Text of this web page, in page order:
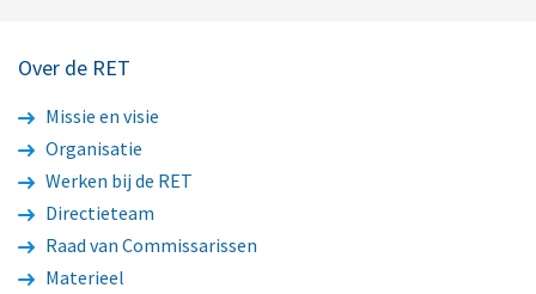
Over de RET
Missie en visie
Organisatie
Werken bij de RET
Directieteam
Raad van Commissarissen
Materieel